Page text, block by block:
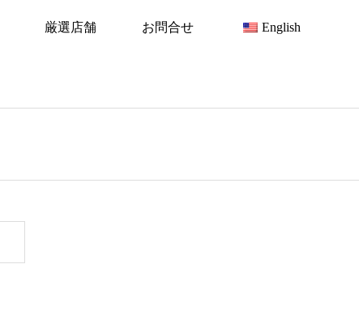
厳選店舗 お問合せ English